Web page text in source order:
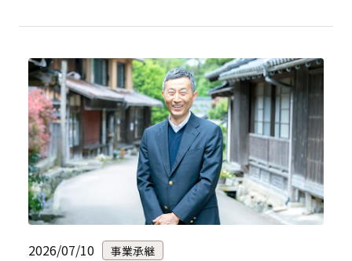
2026/07/10 事業承継